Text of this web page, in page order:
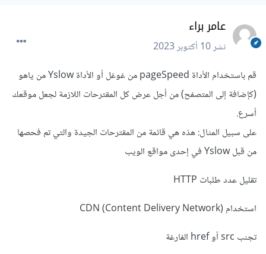
عامر براء
نشر10 أكتوبر 2023
قم باستخدام الأداة pageSpeed من غوغل أو الأداة Yslow من ياهو
(كإضافة إلى المتصفح) من أجل عرض كل المقترحات اللازمة لجعل موقعك
أسرع.
على سبيل المثال: هذه هي قائمة من المقترحات الجيدة والتي تم فحصها
من قبل Yslow في إحدى مواقع الويب
تقليل عدد طلبات HTTP
استخدام (CDN (Content Delivery Network
تجنب src أو href الفارغة